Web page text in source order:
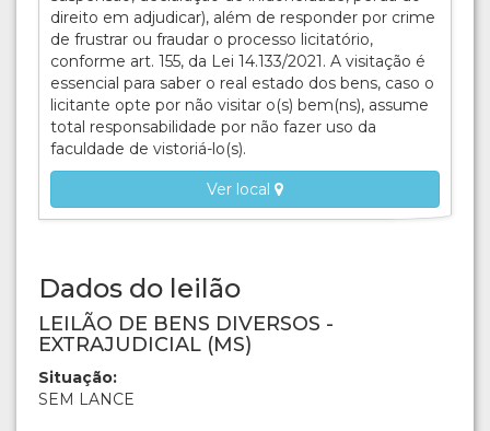
direito em adjudicar), além de responder por crime
de frustrar ou fraudar o processo licitatório,
conforme art. 155, da Lei 14.133/2021. A visitação é
essencial para saber o real estado dos bens, caso o
licitante opte por não visitar o(s) bem(ns), assume
total responsabilidade por não fazer uso da
faculdade de vistoriá-lo(s).
Ver local
Dados do leilão
LEILÃO DE BENS DIVERSOS -
EXTRAJUDICIAL (MS)
Situação:
SEM LANCE